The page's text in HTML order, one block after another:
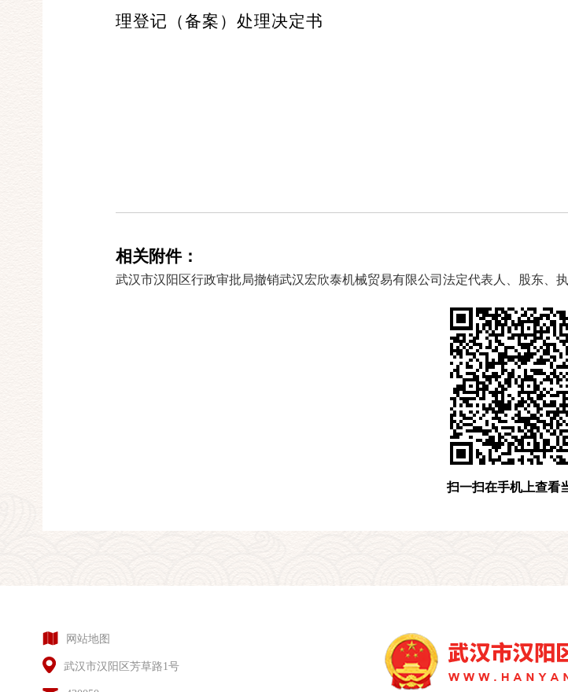
理登记（备案）处理决定书
相关附件：
武汉市汉阳区行政审批局撤销武汉宏欣泰机械贸易有限公司法定代表人、股东、
扫一扫在手机上查看
网站地图
武汉市汉阳区芳草路1号